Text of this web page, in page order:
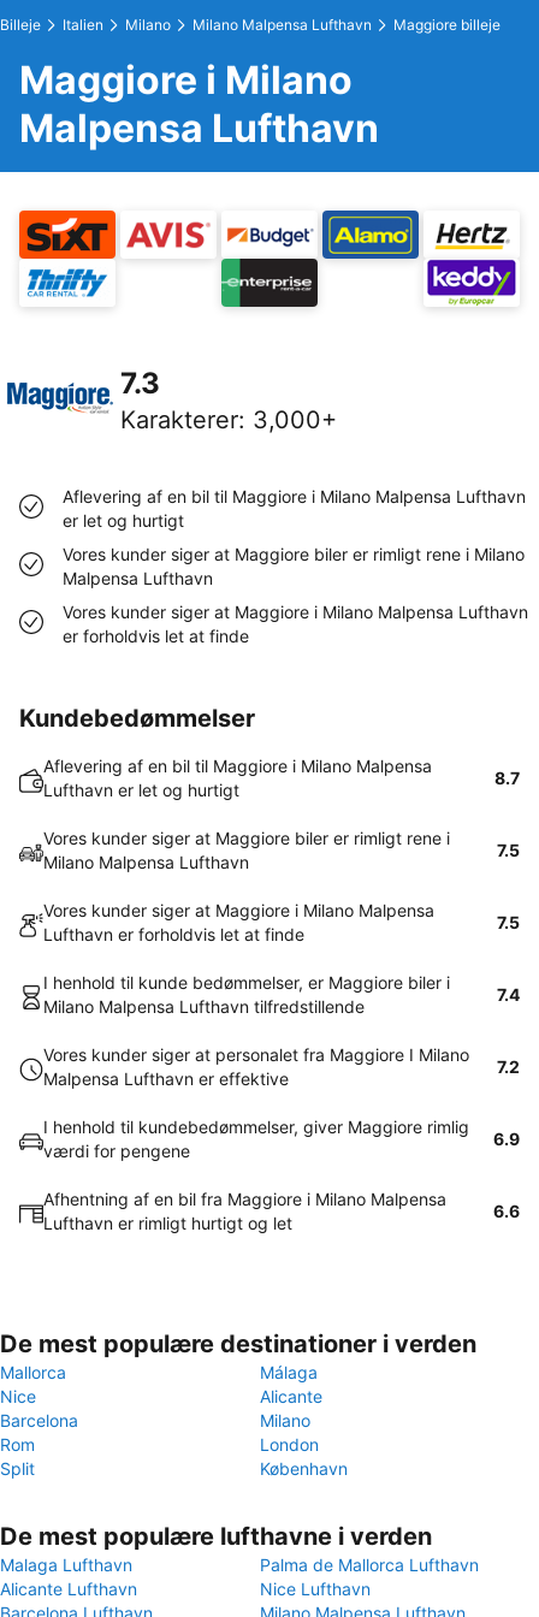
Billeje Italien Milano Milano Malpensa Lufthavn Maggiore billeje
Maggiore i Milano
Malpensa Lufthavn
7.3
Karakterer: 3,000+
Aflevering af en bil til Maggiore i Milano Malpensa Lufthavn
er let og hurtigt
Vores kunder siger at Maggiore biler er rimligt rene i Milano
Malpensa Lufthavn
Vores kunder siger at Maggiore i Milano Malpensa Lufthavn
er forholdvis let at finde
Kundebedømmelser
Aflevering af en bil til Maggiore i Milano Malpensa
Lufthavn er let og hurtigt
8.7
Vores kunder siger at Maggiore biler er rimligt rene i
Milano Malpensa Lufthavn
7.5
Vores kunder siger at Maggiore i Milano Malpensa
Lufthavn er forholdvis let at finde
7.5
I henhold til kunde bedømmelser, er Maggiore biler i
Milano Malpensa Lufthavn tilfredstillende
7.4
Vores kunder siger at personalet fra Maggiore I Milano
Malpensa Lufthavn er effektive
7.2
I henhold til kundebedømmelser, giver Maggiore rimlig
værdi for pengene
6.9
Afhentning af en bil fra Maggiore i Milano Malpensa
Lufthavn er rimligt hurtigt og let
6.6
De mest populære destinationer i verden
Mallorca
Málaga
Nice
Alicante
Barcelona
Milano
Rom
London
Split
København
De mest populære lufthavne i verden
Malaga Lufthavn
Palma de Mallorca Lufthavn
Alicante Lufthavn
Nice Lufthavn
Barcelona Lufthavn
Milano Malpensa Lufthavn